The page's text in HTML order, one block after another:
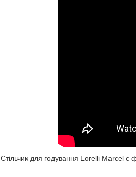
Стільчик для годування Lorelli Marcel